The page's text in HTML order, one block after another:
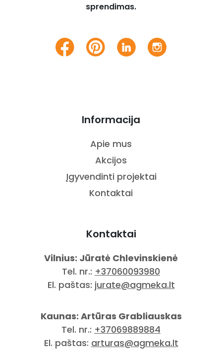
sprendimas.
Informacija
Apie mus
Akcijos
Įgyvendinti projektai
Kontaktai
Kontaktai
Vilnius: Jūratė Chlevinskienė
Tel. nr.: +37060093980
El. paštas: jurate@agmeka.lt
Kaunas: Artūras Grabliauskas
Tel. nr.: +37069889884
El. paštas: arturas@agmeka.lt